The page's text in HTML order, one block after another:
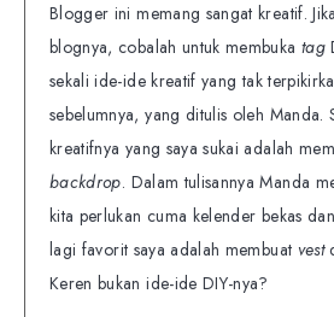
Blogger ini memang sangat kreatif.
blognya, cobalah untuk membuka tag
sekali ide-ide kreatif yang tak
sebelumnya, yang ditulis oleh Manda.
kreatifnya yang saya sukai adalah
backdrop. Dalam tulisannya Manda
kita perlukan cuma kelender bekas
lagi favorit saya adalah membuat vest
Keren bukan ide-ide DIY-nya?